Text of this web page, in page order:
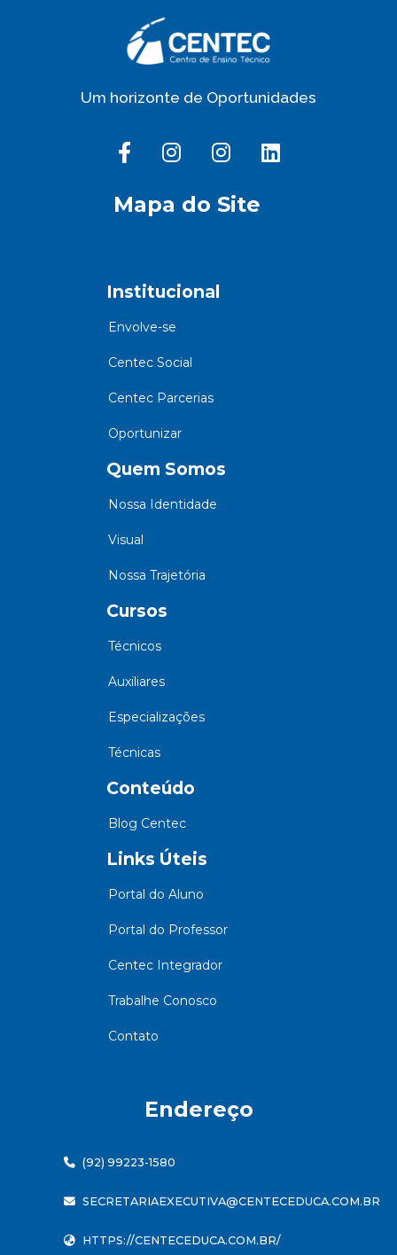
Um horizonte de Oportunidades
Mapa do Site
Institucional
Envolve-se
Centec Social
Centec Parcerias
Oportunizar
Quem Somos
Nossa Identidade
Visual
Nossa Trajetória
Cursos
Técnicos
Auxiliares
Especializações
Técnicas
Conteúdo
Blog Centec
Links Úteis
Portal do Aluno
Portal do Professor
Centec Integrador
Trabalhe Conosco
Contato
Endereço
(92) 99223-1580
SECRETARIAEXECUTIVA@CENTECEDUCA.COM.BR
HTTPS://CENTECEDUCA.COM.BR/